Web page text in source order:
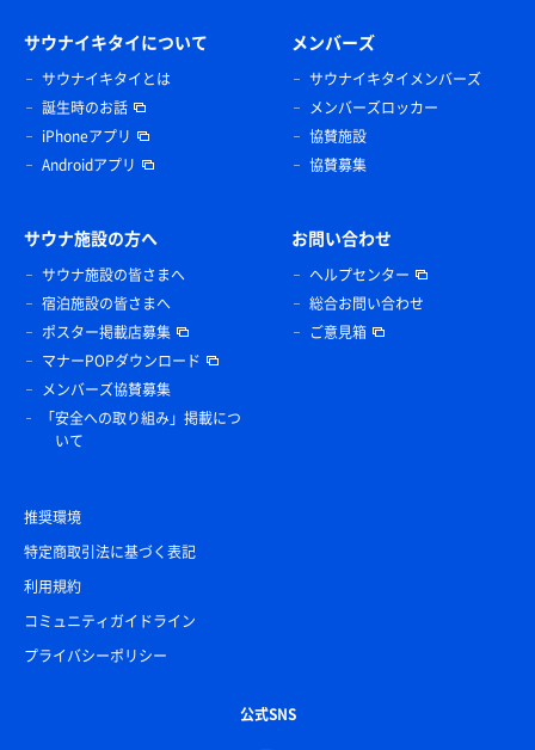
サウナイキタイについて
サウナイキタイとは
誕生時のお話
iPhoneアプリ
Androidアプリ
メンバーズ
サウナイキタイメンバーズ
メンバーズロッカー
協賛施設
協賛募集
サウナ施設の方へ
サウナ施設の皆さまへ
宿泊施設の皆さまへ
ポスター掲載店募集
マナーPOPダウンロード
メンバーズ協賛募集
「安全への取り組み」掲載につ
いて
お問い合わせ
ヘルプセンター
総合お問い合わせ
ご意見箱
推奨環境
特定商取引法に基づく表記
利用規約
コミュニティガイドライン
プライバシーポリシー
公式SNS